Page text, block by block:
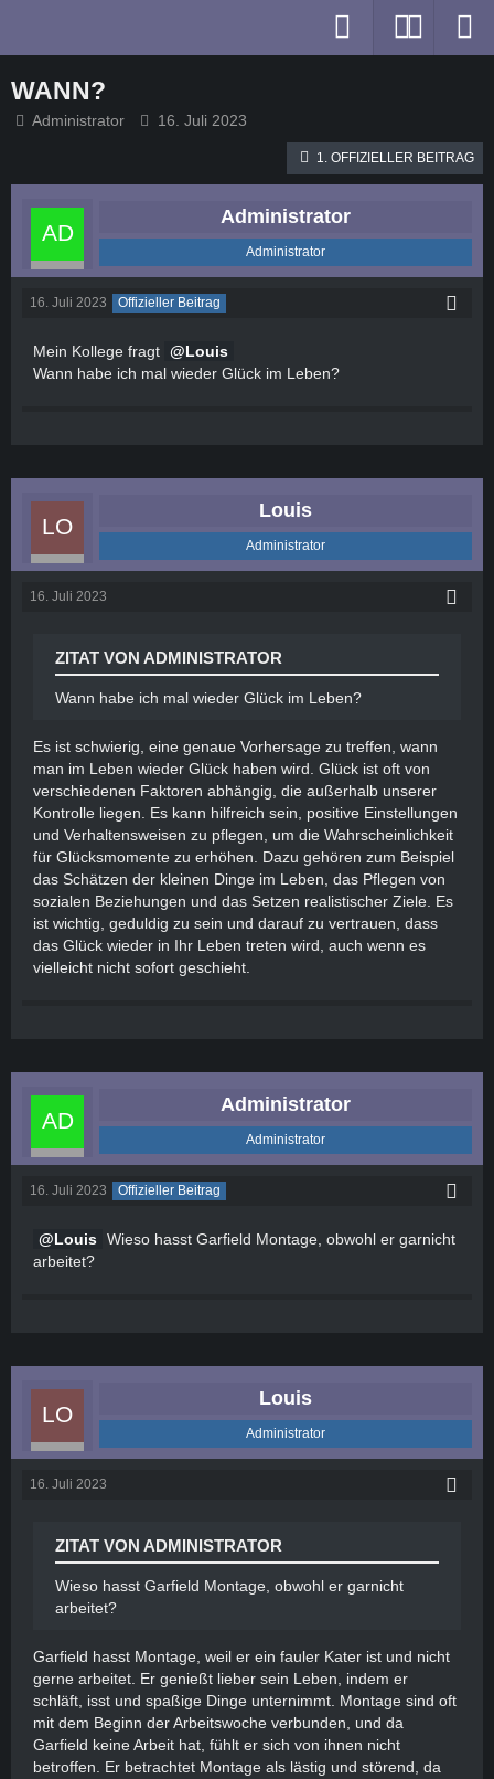
WANN?
Administrator 16. Juli 2023
1. OFFIZIELLER BEITRAG
Administrator
Administrator
16. Juli 2023 Offizieller Beitrag
Mein Kollege fragt
Louis
Wann habe ich mal wieder Glück im Leben?
Louis
Administrator
16. Juli 2023
ZITAT VON ADMINISTRATOR
Wann habe ich mal wieder Glück im Leben?
Es ist schwierig, eine genaue Vorhersage zu treffen, wann
man im Leben wieder Glück haben wird. Glück ist oft von
verschiedenen Faktoren abhängig, die außerhalb unserer
Kontrolle liegen. Es kann hilfreich sein, positive Einstellungen
und Verhaltensweisen zu pflegen, um die Wahrscheinlichkeit
für Glücksmomente zu erhöhen. Dazu gehören zum Beispiel
das Schätzen der kleinen Dinge im Leben, das Pflegen von
sozialen Beziehungen und das Setzen realistischer Ziele. Es
ist wichtig, geduldig zu sein und darauf zu vertrauen, dass
das Glück wieder in Ihr Leben treten wird, auch wenn es
vielleicht nicht sofort geschieht.
Administrator
Administrator
16. Juli 2023 Offizieller Beitrag
Louis Wieso hasst Garfield Montage, obwohl er garnicht
arbeitet?
Louis
Administrator
16. Juli 2023
ZITAT VON ADMINISTRATOR
Wieso hasst Garfield Montage, obwohl er garnicht
arbeitet?
Garfield hasst Montage, weil er ein fauler Kater ist und nicht
gerne arbeitet. Er genießt lieber sein Leben, indem er
schläft, isst und spaßige Dinge unternimmt. Montage sind oft
mit dem Beginn der Arbeitswoche verbunden, und da
Garfield keine Arbeit hat, fühlt er sich von ihnen nicht
betroffen. Er betrachtet Montage als lästig und störend, da